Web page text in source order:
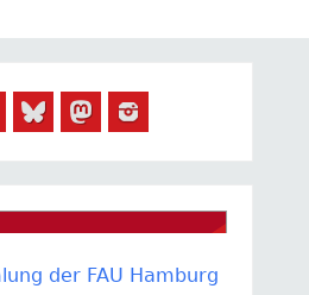
der FAU Hamburg